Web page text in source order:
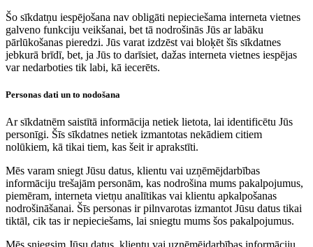
Šo sīkdatņu iespējošana nav obligāti nepieciešama interneta vietnes
galveno funkciju veikšanai, bet tā nodrošinās Jūs ar labāku
pārlūkošanas pieredzi. Jūs varat izdzēst vai bloķēt šīs sīkdatnes
jebkurā brīdī, bet, ja Jūs to darīsiet, dažas interneta vietnes iespējas
var nedarboties tik labi, kā iecerēts.
Personas dati un to nodošana
Ar sīkdatnēm saistītā informācija netiek lietota, lai identificētu Jūs
personīgi. Šīs sīkdatnes netiek izmantotas nekādiem citiem
nolūkiem, kā tikai tiem, kas šeit ir aprakstīti.
Mēs varam sniegt Jūsu datus, klientu vai uzņēmējdarbības
informāciju trešajām personām, kas nodrošina mums pakalpojumus,
piemēram, interneta vietņu analītikas vai klientu apkalpošanas
nodrošināšanai. Šīs personas ir pilnvarotas izmantot Jūsu datus tikai
tiktāl, cik tas ir nepieciešams, lai sniegtu mums šos pakalpojumus.
Mēs sniegsim Jūsu datus, klientu vai uzņēmējdarbības informāciju